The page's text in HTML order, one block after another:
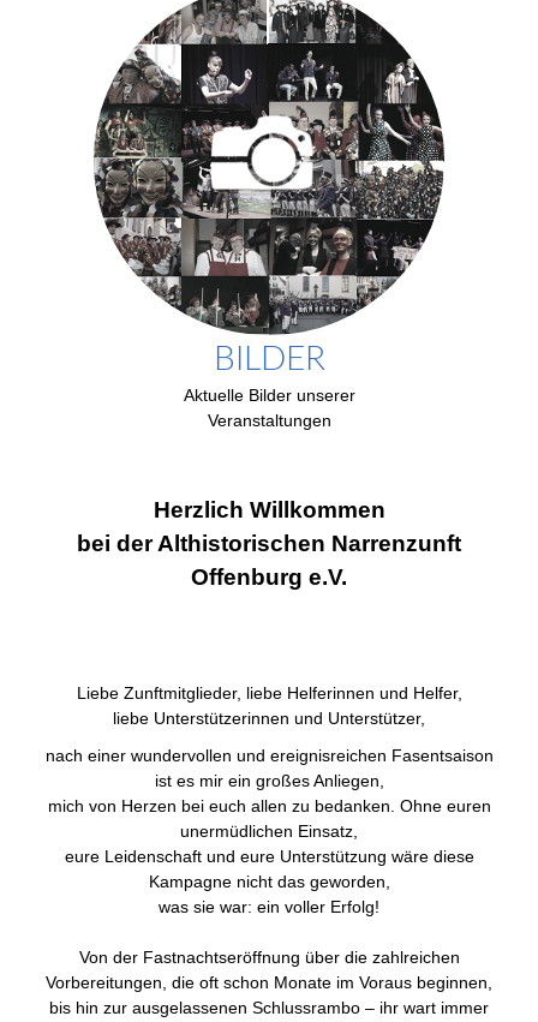
BILDER
Aktuelle Bilder unserer
Veranstaltungen
Herzlich Willkommen
bei der Althistorischen Narrenzunft
Offenburg e.V.
Liebe Zunftmitglieder, liebe Helferinnen und Helfer,
liebe Unterstützerinnen und Unterstützer,
nach einer wundervollen und ereignisreichen Fasentsaison
ist es mir ein großes Anliegen,
mich von Herzen bei euch allen zu bedanken. Ohne euren
unermüdlichen Einsatz,
eure Leidenschaft und eure Unterstützung wäre diese
Kampagne nicht das geworden,
was sie war: ein voller Erfolg!
Von der Fastnachtseröffnung über die zahlreichen
Vorbereitungen, die oft schon Monate im Voraus beginnen,
bis hin zur ausgelassenen Schlussrambo – ihr wart immer